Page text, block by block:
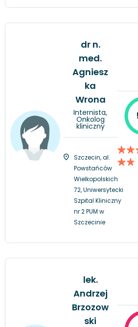
dr n.
med.
Agniesz
ka
Wrona
Internista,
Onkolog
kliniczny
Szczecin, al.
Powstańców
Wielkopolskich
72, Uniwersytecki
Szpital Kliniczny
nr 2 PUM w
Szczecinie
lek.
Andrzej
Brzozow
ski